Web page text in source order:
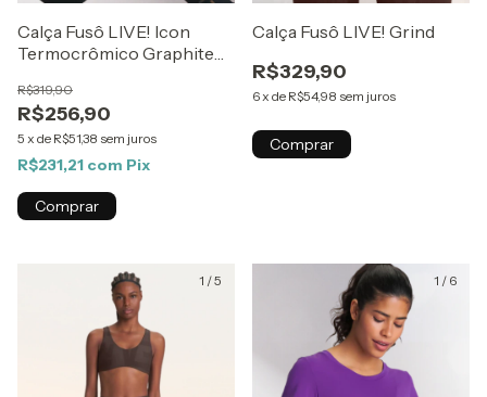
Calça Fusô LIVE! Icon
Termocrômico Graphite
R$256,90
R$319,90
5 x de R$51,38 sem juros
R$231,21 com Pix
Comprar
Calça Fusô LIVE! Grind
R$329,90
6x de R$54,98 sem juros
Comprar
1 /5 1 / 6